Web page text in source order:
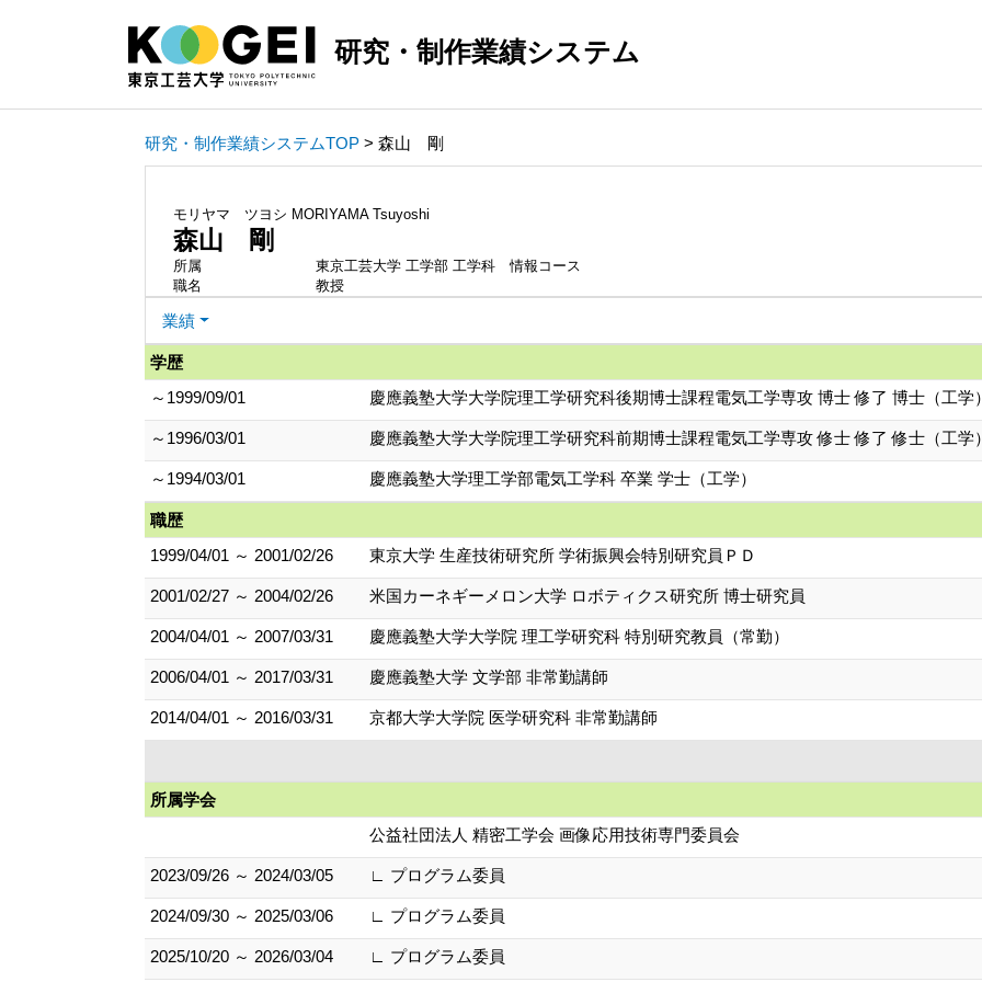
研究・制作業績システム
研究・制作業績システムTOP > 森山 剛
モリヤマ ツヨシ MORIYAMA Tsuyoshi
森山 剛
所属
東京工芸大学 工学部 工学科 情報コース
職名
教授
業績
学歴
～1999/09/01
慶應義塾大学大学院理工学研究科後期博士課程電気工学専攻 博士 修了 博士（工学）
～1996/03/01 慶應義塾大学大学院理工学研究科前期博士課程電気工学専攻 修士 修了 修士（工学）
～1994/03/01 慶應義塾大学理工学部電気工学科 卒業 学士（工学）
職歴
1999/04/01 ～ 2001/02/26
東京大学 生産技術研究所 学術振興会特別研究員ＰＤ
2001/02/27 ～ 2004/02/26 米国カーネギーメロン大学 ロボティクス研究所 博士研究員
2004/04/01 ～ 2007/03/31 慶應義塾大学大学院 理工学研究科 特別研究教員（常勤）
2006/04/01 ～ 2017/03/31 慶應義塾大学 文学部 非常勤講師
2014/04/01 ～ 2016/03/31 京都大学大学院 医学研究科 非常勤講師
所属学会
公益社団法人 精密工学会 画像応用技術専門委員会
2023/09/26 ～ 2024/03/05 ∟ プログラム委員
2024/09/30 ～ 2025/03/06 ∟ プログラム委員
2025/10/20 ～ 2026/03/04 ∟ プログラム委員